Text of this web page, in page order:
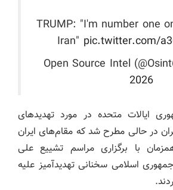
TRUMP: "I'm number one
Iran" pic.twitter.com/
2026
ایالات متحده در مورد تهدیدهای
در حالی مطرح شد که مقام‌های ایران
با برگزاری مراسم تشییع علی
اسلامی سخنانی تهدیدآمیز علیه